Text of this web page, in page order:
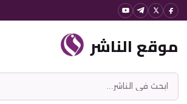
انتقل
المحتوى
موقع الناشر
ابحث
في